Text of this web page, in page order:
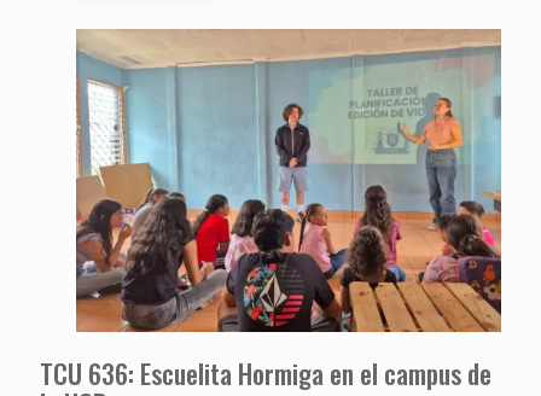
TCU 636: Escuelita Hormiga en el campus de